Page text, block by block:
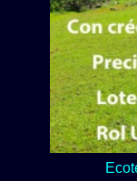
Lo verde y